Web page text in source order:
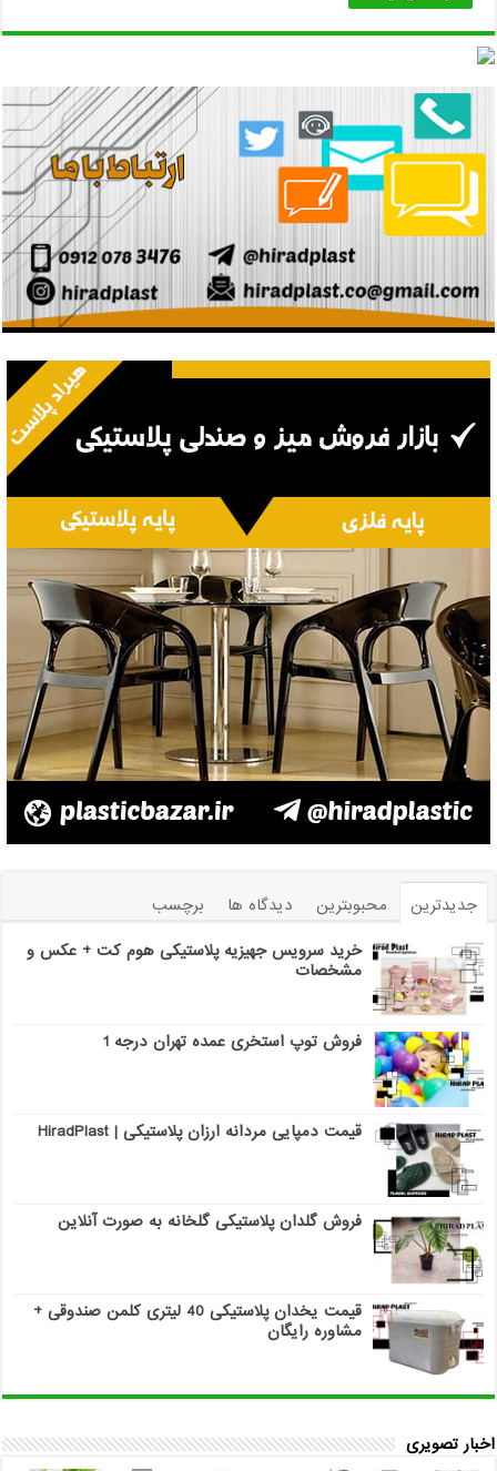
جدیدترین محبوبترین دیدگاه ها
برچسب
خرید سرویس جهیزیه پلاستیکی هوم کت + عکس و
مشخصات
فروش توپ استخری عمده تهران درجه 1
قیمت دمپایی مردانه ارزان پلاستیکی | HiradPlast
فروش گلدان پلاستیکی گلخانه به صورت آنلاین
قیمت یخدان پلاستیکی 40 لیتری کلمن صندوقی +
مشاوره رایگان
اخبار تصویری